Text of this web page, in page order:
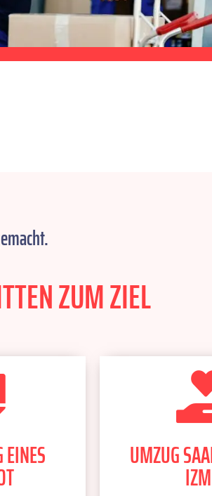
ZUM ZIEL
EINES UMZUG